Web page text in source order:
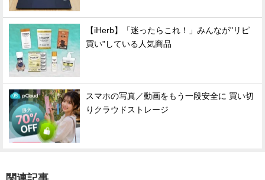
【iHerb】「迷ったらこれ！」みんなが"リピ
買い"している人気商品
スマホの写真／動画をもう一段安全に 買い切
りクラウドストレージ